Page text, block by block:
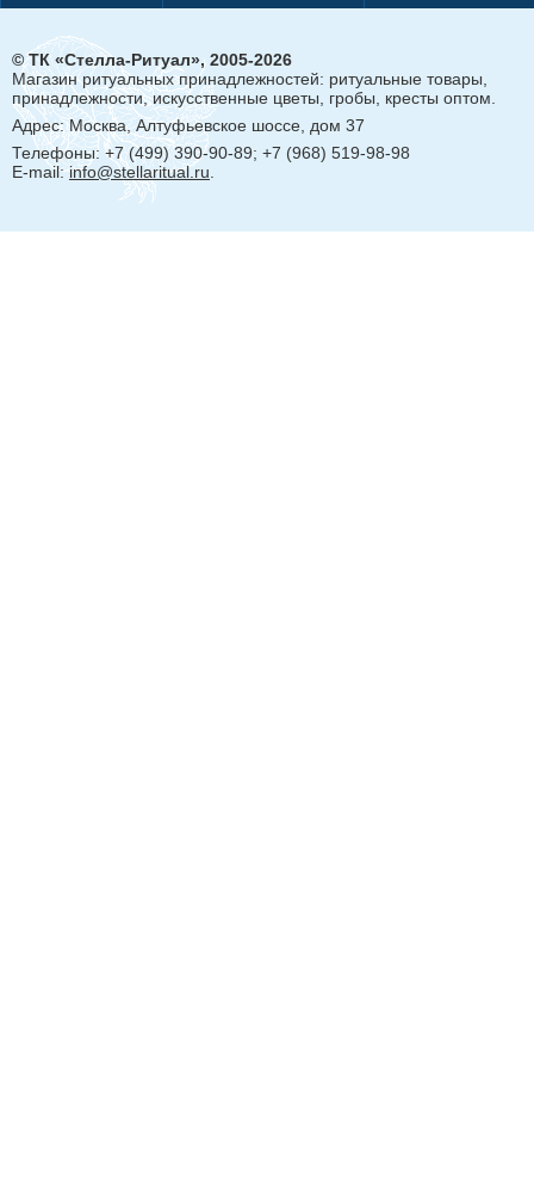
© ТК «Стелла-Ритуал», 2005-2026
Магазин ритуальных принадлежностей: ритуальные товары,
принадлежности, искусственные цветы, гробы, кресты оптом.
Адрес:Москва, Алтуфьевское шоссе, дом 37
Телефоны: +7 (499) 390-90-89; +7 (968) 519-98-98
E-mail:info@stellaritual.ru